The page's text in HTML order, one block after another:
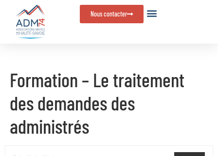
Nous contacter
Formation – Le traitement
des demandes des
administrés
Panneau de gestion des cookies